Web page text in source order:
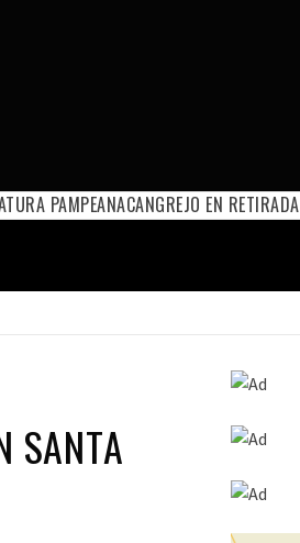
PAMPEANACANGREJO EN RETIRADA
SANTA